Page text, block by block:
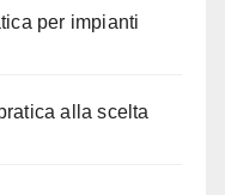
per impianti
alla scelta